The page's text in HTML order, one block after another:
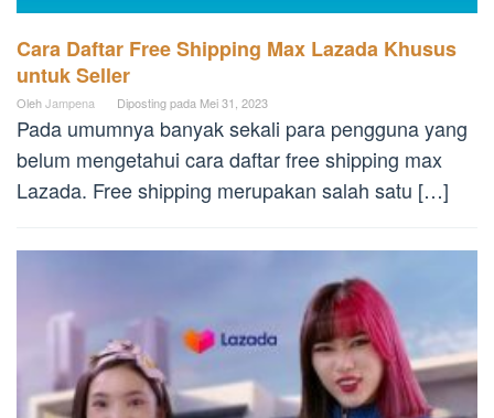
Cara Daftar Free Shipping Max Lazada Khusus
untuk Seller
OlehJampena Diposting pada Mei 31, 2023
Pada umumnya banyak sekali para pengguna yang
belum mengetahui cara daftar free shipping max
Lazada. Free shipping merupakan salah satu […]